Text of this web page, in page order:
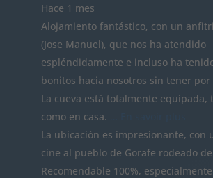
Hace 1 mes
Alojamiento fantástico, con un
(Jose Manuel), que nos ha atendido
espléndidamente e incluso ha
bonitos hacia nosotros sin tener por
La cueva está totalmente equipada,
como en casa.
La ubicación es impresionante, con
cine al pueblo de Gorafe rodeado
Recomendable 100%,